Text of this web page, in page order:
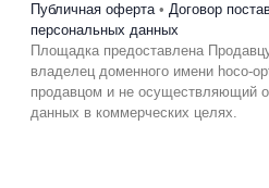
Публичная оферта• Договор
персональных данных
Площадка предоставлена
владелец доменного имени hoco-
продавцом и не осуществляющий
данных в коммерческих целях.